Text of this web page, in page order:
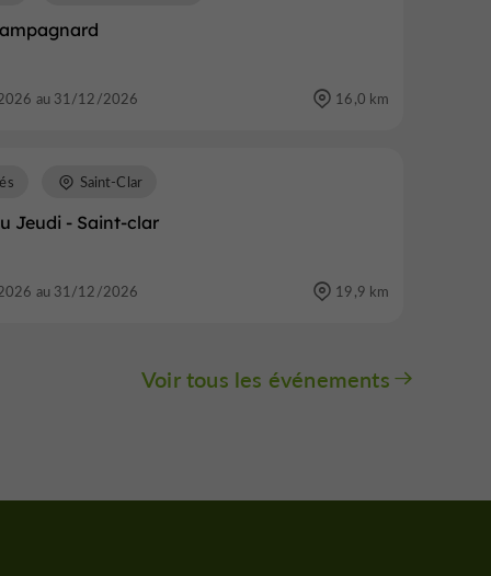
au 31/12/2026 16,0 km
Jeudi - Saint-clar
Saint-Clar
au 31/12/2026 19,9 km
Voir tous les événements